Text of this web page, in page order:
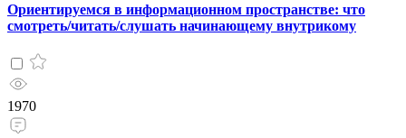
Ориентируемся в информационном пространстве: что
смотреть/читать/слушать начинающему внутрикому
1970